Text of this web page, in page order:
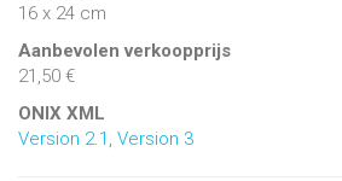
16 x 24 cm
Aanbevolen verkoopprijs
21,50 €
ONIX XML
Version 2.1 Version 3